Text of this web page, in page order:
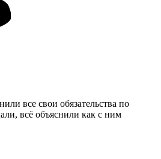
все свои обязательства по
всё объяснили как с ним